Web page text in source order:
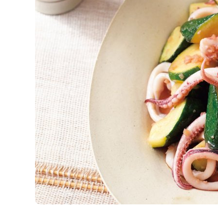
ュ
ケ
ー
シ
ョ
ナ
ル
「
み
ん
な
の
き
ょ
う
料